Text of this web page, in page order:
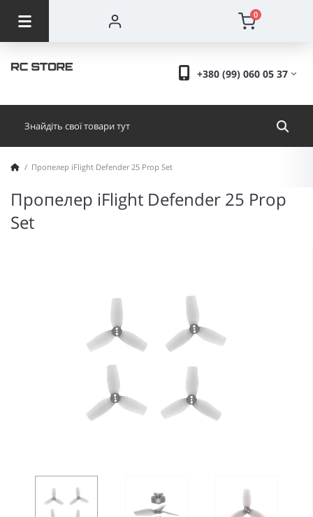
0
+380 (99) 060 05 37
Пропелер iFlight Defender 25 Prop Set
Пропелер iFlight Defender 25 Prop
Set